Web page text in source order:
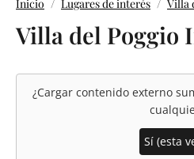
Inicio Lugares de interés Villa
Villa del Poggio
¿Cargar contenido externo
Sí (esta